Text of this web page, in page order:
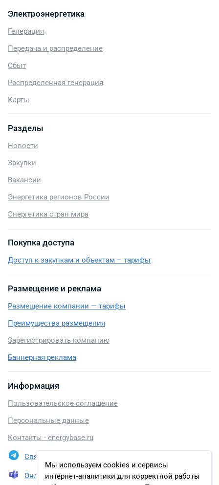
Мы используем cookies и сервисы
интернет-аналитики для корректной работы
Электроэнергетика
Генерация
Передача и распределение
Сбыт
Распределенная генерация
Карты
Разделы
Новости
Закупки
Вакансии
Энергетика регионов России
Энергетика стран мира
Покупка доступа
Доступ к закупкам и объектам – тарифы
Размещение и реклама
Размещение компании — тарифы
Преимущества размещения
Зарегистрировать компанию
Баннерная реклама
Информация
Пользовательское соглашение
Персональные данные
Контакты - energybase.ru
Связаться в Telegram
Онлайн презентация